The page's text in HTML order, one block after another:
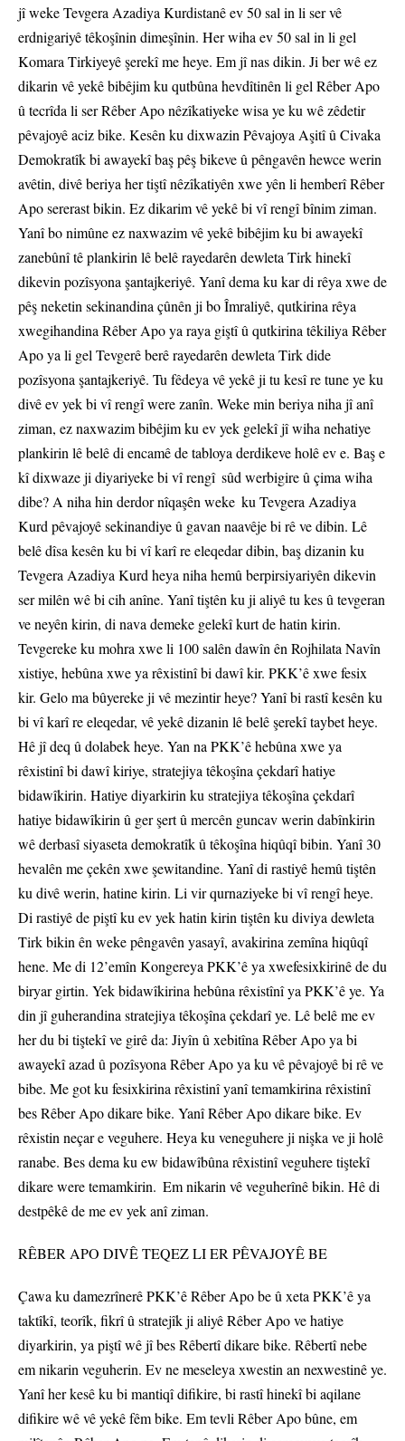
jî weke Tevgera Azadiya Kurdistanê ev 50 sal in li ser vê
erdnigariyê têkoşînin dimeşînin. Her wiha ev 50 sal in li gel
Komara Tirkiyeyê şerekî me heye. Em jî nas dikin. Ji ber wê ez
dikarin vê yekê bibêjim ku qutbûna hevdîtinên li gel Rêber Apo
û tecrîda li ser Rêber Apo nêzîkatiyeke wisa ye ku wê zêdetir
pêvajoyê aciz bike. Kesên ku dixwazin Pêvajoya Aşitî û Civaka
Demokratîk bi awayekî baş pêş bikeve û pêngavên hewce werin
avêtin, divê beriya her tiştî nêzîkatiyên xwe yên li hemberî Rêber
Apo sererast bikin. Ez dikarim vê yekê bi vî rengî bînim ziman.
Yanî bo nimûne ez naxwazim vê yekê bibêjim ku bi awayekî
zanebûnî tê plankirin lê belê rayedarên dewleta Tirk hinekî
dikevin pozîsyona şantajkeriyê. Yanî dema ku kar di rêya xwe de
pêş neketin sekinandina çûnên ji bo Îmraliyê, qutkirina rêya
xwegihandina Rêber Apo ya raya giştî û qutkirina têkiliya Rêber
Apo ya li gel Tevgerê berê rayedarên dewleta Tirk dide
pozîsyona şantajkeriyê. Tu fêdeya vê yekê ji tu kesî re tune ye ku
divê ev yek bi vî rengî were zanîn. Weke min beriya niha jî anî
ziman, ez naxwazim bibêjim ku ev yek gelekî jî wiha nehatiye
plankirin lê belê di encamê de tabloya derdikeve holê ev e. Baş e
kî dixwaze ji diyariyeke bi vî rengî sûd werbigire û çima wiha
dibe? A niha hin derdor nîqaşên weke ku Tevgera Azadiya
Kurd pêvajoyê sekinandiye û gavan naavêje bi rê ve dibin. Lê
belê dîsa kesên ku bi vî karî re eleqedar dibin, baş dizanin ku
Tevgera Azadiya Kurd heya niha hemû berpirsiyariyên dikevin
ser milên wê bi cih anîne. Yanî tiştên ku ji aliyê tu kes û tevgeran
ve neyên kirin, di nava demeke gelekî kurt de hatin kirin.
Tevgereke ku mohra xwe li 100 salên dawîn ên Rojhilata Navîn
xistiye, hebûna xwe ya rêxistinî bi dawî kir. PKK’ê xwe fesix
kir. Gelo ma bûyereke ji vê mezintir heye? Yanî bi rastî kesên ku
bi vî karî re eleqedar, vê yekê dizanin lê belê şerekî taybet heye.
Hê jî deq û dolabek heye. Yan na PKK’ê hebûna xwe ya
rêxistinî bi dawî kiriye, stratejiya têkoşîna çekdarî hatiye
bidawîkirin. Hatiye diyarkirin ku stratejiya têkoşîna çekdarî
hatiye bidawîkirin û ger şert û mercên guncav werin dabînkirin
wê derbasî siyaseta demokratîk û têkoşîna hiqûqî bibin. Yanî 30
hevalên me çekên xwe şewitandine. Yanî di rastiyê hemû tiştên
ku divê werin, hatine kirin. Li vir qurnaziyeke bi vî rengî heye.
Di rastiyê de piştî ku ev yek hatin kirin tiştên ku diviya dewleta
Tirk bikin ên weke pêngavên yasayî, avakirina zemîna hiqûqî
hene. Me di 12’emîn Kongereya PKK’ê ya xwefesixkirinê de du
biryar girtin. Yek bidawîkirina hebûna rêxistînî ya PKK’ê ye. Ya
din jî guherandina stratejiya têkoşîna çekdarî ye. Lê belê me ev
her du bi tiştekî ve girê da: Jiyîn û xebitîna Rêber Apo ya bi
awayekî azad û pozîsyona Rêber Apo ya ku vê pêvajoyê bi rê ve
bibe. Me got ku fesixkirina rêxistinî yanî temamkirina rêxistinî
bes Rêber Apo dikare bike. Yanî Rêber Apo dikare bike. Ev
rêxistin neçar e veguhere. Heya ku veneguhere ji nişka ve ji holê
ranabe. Bes dema ku ew bidawîbûna rêxistinî veguhere tiştekî
dikare were temamkirin. Em nikarin vê veguherînê bikin. Hê di
destpêkê de me ev yek anî ziman.
RÊBER APO DIVÊ TEQEZ LI ER PÊVAJOYÊ BE
Çawa ku damezrînerê PKK’ê Rêber Apo be û xeta PKK’ê ya
taktîkî, teorîk, fikrî û stratejîk ji aliyê Rêber Apo ve hatiye
diyarkirin, ya piştî wê jî bes Rêbertî dikare bike. Rêbertî nebe
em nikarin veguherin. Ev ne meseleya xwestin an nexwestinê ye.
Yanî her kesê ku bi mantiqî difikire, bi rastî hinekî bi aqilane
difikire wê vê yekê fêm bike. Em tevli Rêber Apo bûne, em